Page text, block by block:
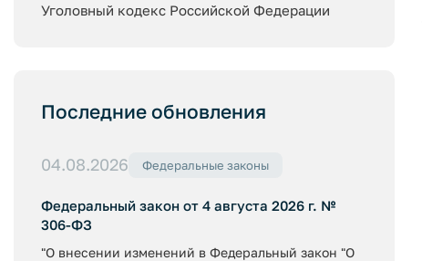
Уголовный кодекс Российской Федерации
Последние обновления
04.08.2026 Федеральные законы
Федеральный закон от 4 августа 2026 г. №
306-ФЗ
"О внесении изменений в Федеральный закон "О